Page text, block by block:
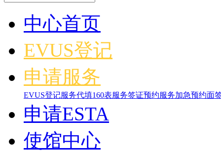
中心首页
EVUS登记
申请服务
EVUS登记服务代填160表服务签证预约服务加急预约面
申请ESTA
使馆中心